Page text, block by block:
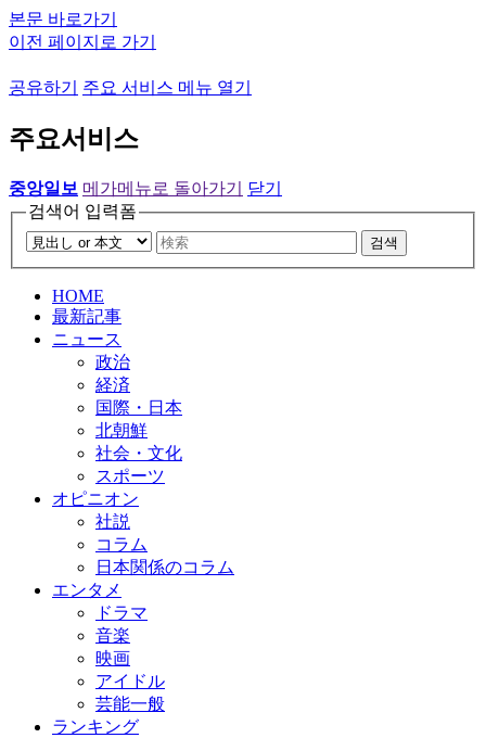
본문 바로가기
이전 페이지로 가기
공유하기 주요 서비스 메뉴 열기
주요서비스
중앙일보 메가메뉴로 돌아가기
닫기
검색어 입력폼
검색
HOME
最新記事
ニュース
政治
経済
国際・日本
北朝鮮
社会・文化
スポーツ
オピニオン
社説
コラム
日本関係のコラム
エンタメ
ドラマ
音楽
映画
アイドル
芸能一般
ランキング